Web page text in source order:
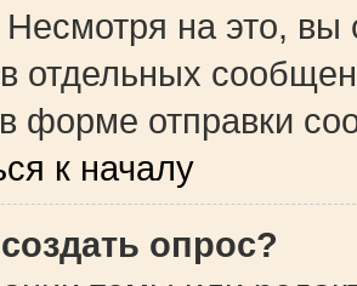
Несмотря на это,
отдельных
в форме отправки
к началу
опрос?